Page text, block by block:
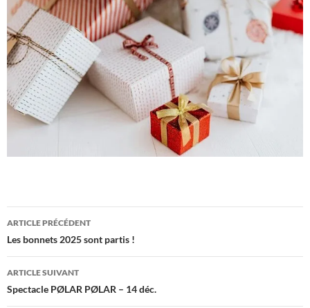
Navigation
des
articles
ARTICLE PRÉCÉDENT
Les bonnets 2025 sont partis !
ARTICLE SUIVANT
Spectacle PØLAR PØLAR – 14 déc.